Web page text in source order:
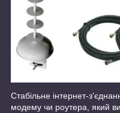
Стабільне інтернет-
модему чи роутера, який